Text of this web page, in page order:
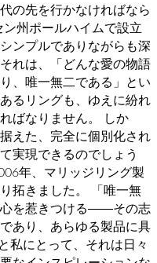
の先を行かなければなら
州ポールハイムで設立
ンプルでありながらも深
れは、「どんな愛の物語
、唯一無二である」とい
るリングも、ゆえに紛れ
ばなりません。 しか
えた、完全に個別化され
実現できるのでしょう
年、マリッジリング製
拓きました。 「唯一無
心を惹きつける――その志
あり、あらゆる製品に具
私にとって、それは日々